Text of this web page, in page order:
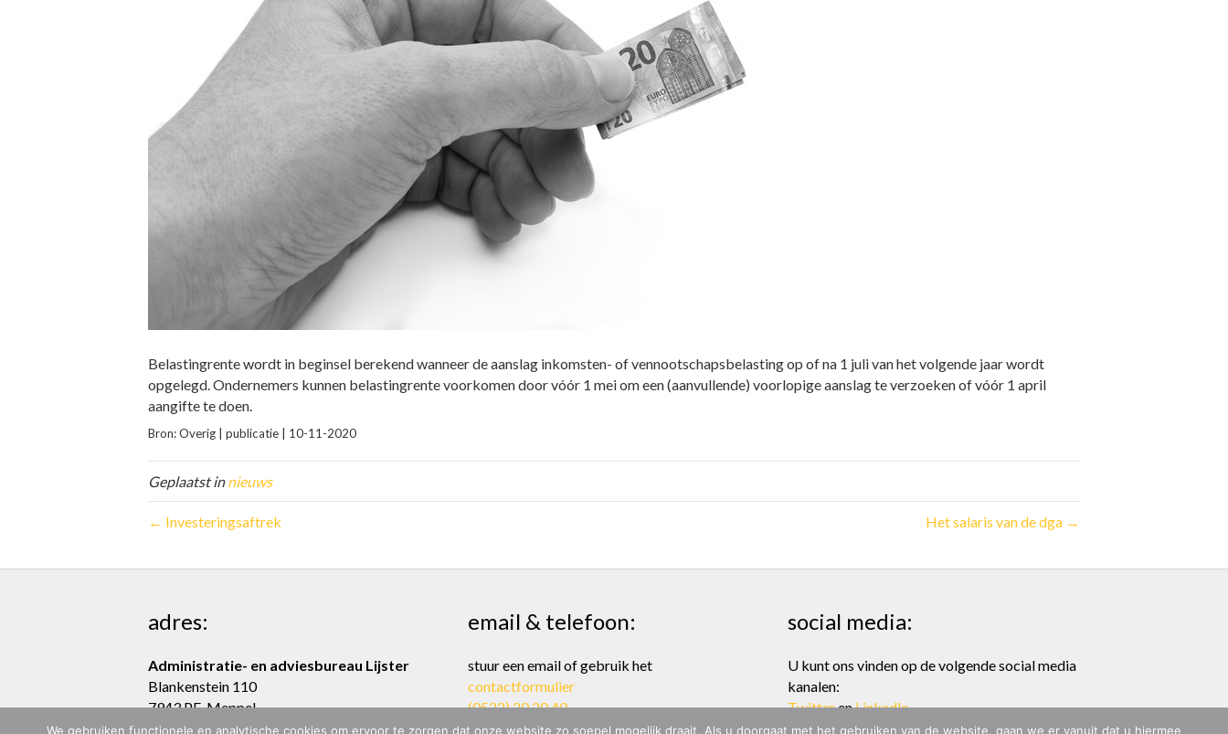
Belastingrente wordt in beginsel berekend wanneer de aanslag inkomsten- of vennootschapsbelasting op of na 1 juli van het volgende jaar wordt
opgelegd. Ondernemers kunnen belastingrente voorkomen door vóór 1 mei om een (aanvullende) voorlopige aanslag te verzoeken of vóór 1 april
aangifte te doen.
Bron: Overig | publicatie | 10-11-2020
Geplaatst innieuws
← Investeringsaftrek Het salaris van de dga →
adres:
Administratie- en adviesbureau Lijster
Blankenstein 110
7943 PE Meppel
email & telefoon:
stuur een email of gebruik het
contactformulier
(0522) 20 20 40
social media:
U kunt ons vinden op de volgende social media
kanalen:
TwitterenLinkedIn
We gebruiken functionele en analytische cookies om ervoor te zorgen dat onze website zo soepel mogelijk draait. Als u doorgaat met het gebruiken van de website, gaan we er vanuit dat u hiermee